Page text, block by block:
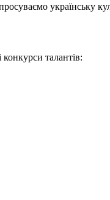
українську
талантів: